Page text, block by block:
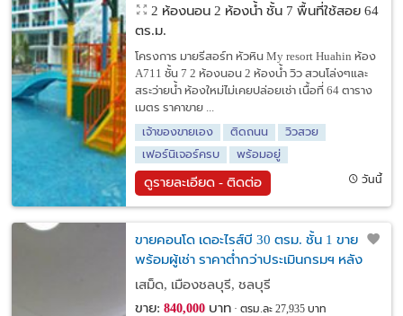
2 ห้องนอน 2 ห้องน้ำ ชั้น 7 พื้นที่ใช้สอย 64
ตร.ม.
โครงการ มายรีสอร์ท หัวหิน My resort Huahin ห้อง
A711 ชั้น 7 2 ห้องนอน 2 ห้องน้ำ วิว สวนโล่งๆและ
สระว่ายน้ำ ห้องใหม่ไม่เคยปล่อยเช่า เนื้อที่ 64 ตาราง
เมตร ราคาขาย ...
เจ้าของขายเอง
ติดถนน
วิวสวย
เฟอร์นิเจอร์ครบ
พร้อมอยู่
ดูรายละเอียด - ติดต่อ วันนี้
ขายคอนโด เดอะไรส์บี 30 ตรม. ชั้น 1 ขาย
พร้อมผู้เช่า ราคาต่ำกว่าประเมินกรมฯ หลัง
เซ็นทรัลชลบุรี
เสม็ด, เมืองชลบุรี, ชลบุรี
ขาย: 840,000บาท ตรม.ละ 27,935 บาท